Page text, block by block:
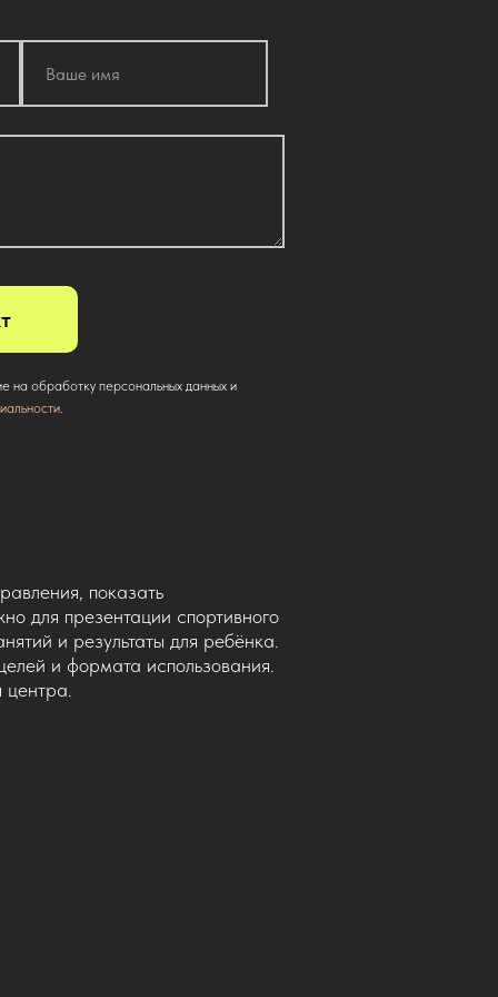
на обработку персональных данных и
.
показать
для презентации спортивного
и результаты для ребёнка.
и формата использования.
центра.